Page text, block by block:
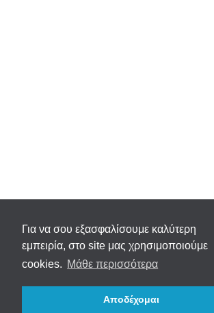
Για να σου εξασφαλίσουμε καλύτερη
εμπειρία, στο site μας χρησιμοποιούμε
cookies. Μάθε περισσότερα
Αποδέχομαι